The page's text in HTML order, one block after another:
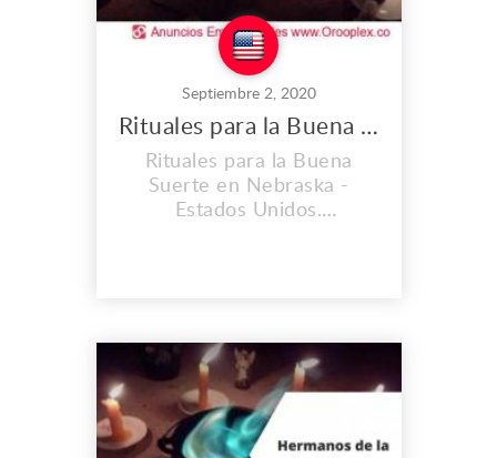
Septiembre 2, 2020
Rituales para la Buena Suerte en Nebraska
Rituales para la Buena
Suerte en Nebraska -
Estados Unidos.
despiertan en la mañana,
otras sienten dolor de
cabeza cada vez que llegan
a sus hogares o trabajo e